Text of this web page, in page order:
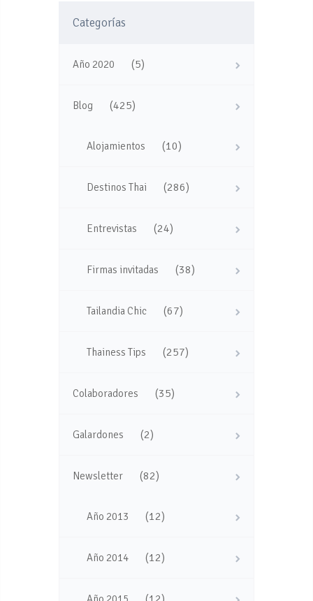
Categorías
Año 2020 (5)
Blog (425)
Alojamientos (10)
Destinos Thai (286)
Entrevistas (24)
Firmas invitadas (38)
Tailandia Chic (67)
Thainess Tips (257)
Colaboradores (35)
Galardones (2)
Newsletter (82)
Año 2013 (12)
Año 2014 (12)